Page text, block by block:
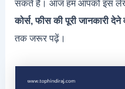
सकते है। आज हम आपको इस
कोर्स, फीस की पूरी जानकारी देने
तक जरूर पढ़ें।